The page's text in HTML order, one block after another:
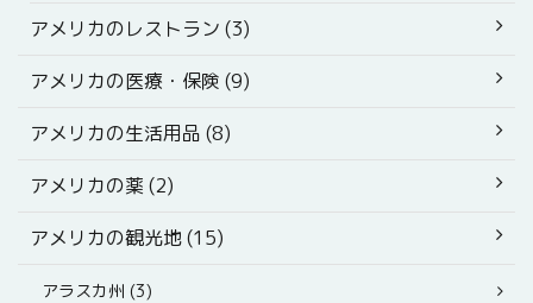
アメリカのレストラン (3)
アメリカの医療・保険 (9)
アメリカの生活用品 (8)
アメリカの薬 (2)
アメリカの観光地 (15)
アラスカ州 (3)